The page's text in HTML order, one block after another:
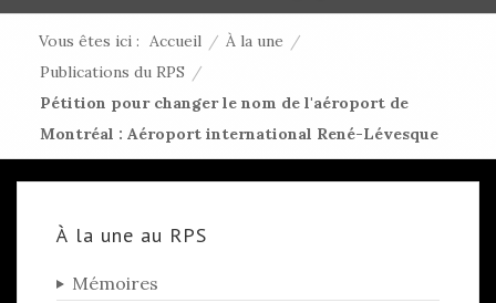
Vous êtes ici : Accueil / À la une /
Publications du RPS /
Pétition pour changer le nom de l'aéroport de
Montréal : Aéroport international René-Lévesque
À la une au RPS
Mémoires